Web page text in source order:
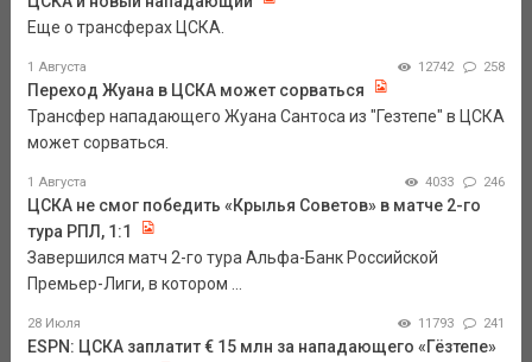
Еще о трансферах ЦСКА.
1 Августа 12742 258
Переход Жуана в ЦСКА может сорваться
Трансфер нападающего Жуана Сантоса из "Гезтепе" в ЦСКА
может сорваться.
1 Августа 4033 246
ЦСКА не смог победить «Крылья Советов» в матче 2-го
тура РПЛ, 1:1
Завершился матч 2-го тура Альфа-Банк Российской
Премьер-Лиги, в котором ...
28 Июля 11793 241
ESPN: ЦСКА заплатит € 15 млн за нападающего «Гёзтепе»